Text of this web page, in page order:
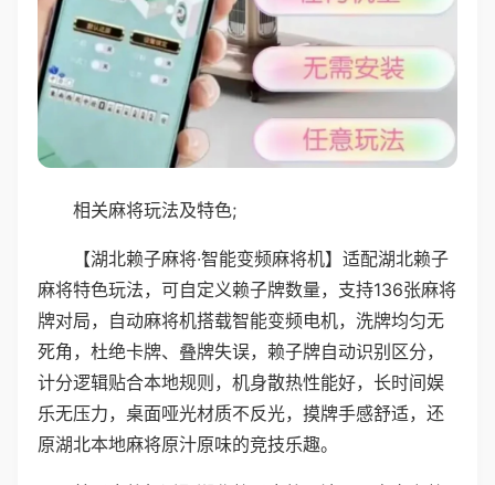
相关麻将玩法及特色;
【湖北赖子麻将·智能变频麻将机】适配湖北赖子
麻将特色玩法，可自定义赖子牌数量，支持136张麻将
牌对局，自动麻将机搭载智能变频电机，洗牌均匀无
死角，杜绝卡牌、叠牌失误，赖子牌自动识别区分，
计分逻辑贴合本地规则，机身散热性能好，长时间娱
乐无压力，桌面哑光材质不反光，摸牌手感舒适，还
原湖北本地麻将原汁原味的竞技乐趣。